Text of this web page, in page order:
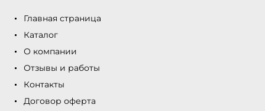
Главная страница
Каталог
О компании
Отзывы и работы
Контакты
Договор оферта